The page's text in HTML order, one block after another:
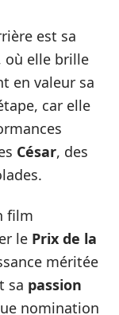
est sa
où elle brille
en valeur sa
car elle
César, des
film
le Prix de la
méritée
sa passion
nomination